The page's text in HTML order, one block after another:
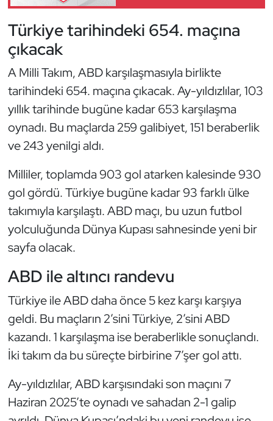
Türkiye tarihindeki 654. maçına
çıkacak
A Milli Takım, ABD karşılaşmasıyla birlikte
tarihindeki 654. maçına çıkacak. Ay-yıldızlılar, 103
yıllık tarihinde bugüne kadar 653 karşılaşma
oynadı. Bu maçlarda 259 galibiyet, 151 beraberlik
ve 243 yenilgi aldı.
Milliler, toplamda 903 gol atarken kalesinde 930
gol gördü. Türkiye bugüne kadar 93 farklı ülke
takımıyla karşılaştı. ABD maçı, bu uzun futbol
yolculuğunda Dünya Kupası sahnesinde yeni bir
sayfa olacak.
ABD ile altıncı randevu
Türkiye ile ABD daha önce 5 kez karşı karşıya
geldi. Bu maçların 2’sini Türkiye, 2’sini ABD
kazandı. 1 karşılaşma ise beraberlikle sonuçlandı.
İki takım da bu süreçte birbirine 7’şer gol attı.
Ay-yıldızlılar, ABD karşısındaki son maçını 7
Haziran 2025’te oynadı ve sahadan 2-1 galip
Su Topu
Sualtı Sporları
Tekvando
Tenis
Triatlon
Voleybol
Vücut Geliştirme Fitness
Yelken
Yüzme